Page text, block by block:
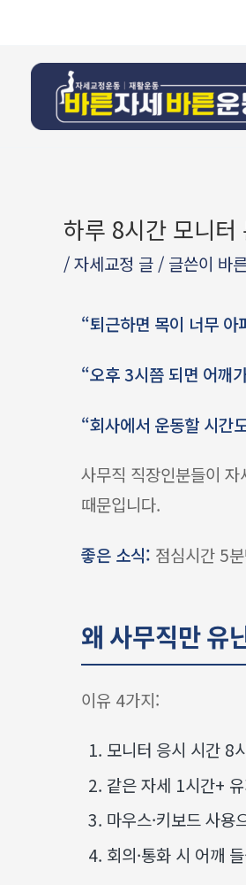
하루 8시간 모니
/자세교정 글 / 글쓴이 바
“퇴근하면 목이 너무
“오후 3시쯤 되면 어깨
“회사에서 운동할 시간
사무직 직장인분들이
때문입니다.
좋은 소식: 점심시간 5
왜 사무직만 유
이유 4가지:
모니터 응시 시간 8
같은 자세 1시간+
마우스·키보드 사용
회의·통화 시 어깨